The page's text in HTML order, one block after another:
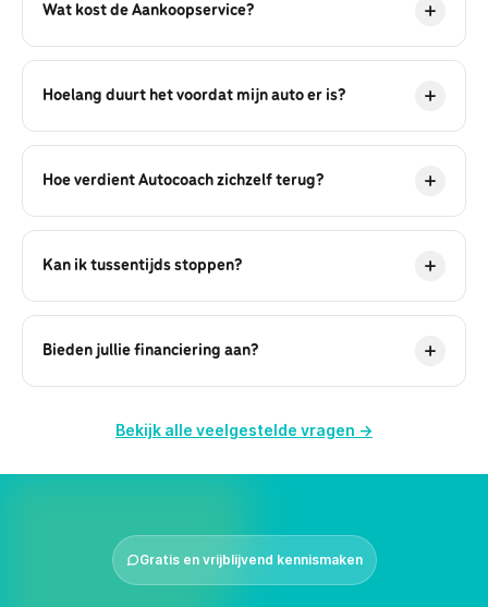
Wat kost de Aankoopservice?
Aankoopbegeleiding kost €498, full-service online
onze onderhandeling, het voorkomen van miskopen
en gunstigere voorwaarden.
Hoelang duurt het voordat mijn auto er is?
Gemiddeld 2 tot 4 weken na het eerste gesprek. Dat
keuring en onderhandeling rond zijn.
Hoe verdient Autocoach zichzelf terug?
Door scherper te onderhandelen, miskopen te
netwerk voor de beste prijs te verkopen. Klanten
besparen vaak meer dan onze fee.
Kan ik tussentijds stoppen?
Ja. Je betaalt alleen voor de onderdelen die we al
Bieden jullie financiering aan?
financieringspartners en kunnen je vrijblijvend een
passend voorstel laten doen.
Bekijk alle veelgestelde vragen →
Gratis en vrijblijvend kennismaken